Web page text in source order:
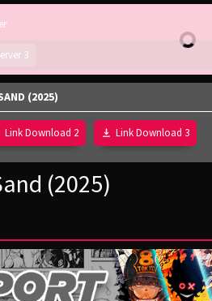
3
(2025)
Link Download 2 Link Download 3
(2025)